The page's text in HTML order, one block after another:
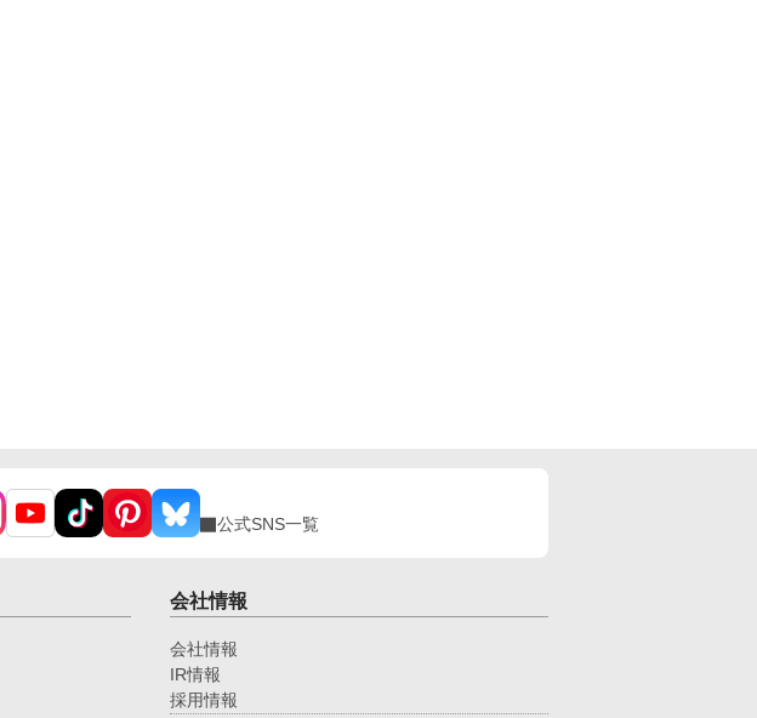
公式SNS一覧
会社情報
会社情報
IR情報
採用情報